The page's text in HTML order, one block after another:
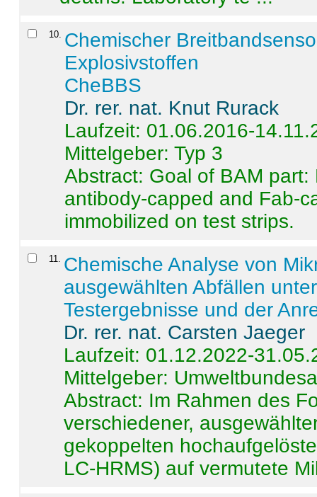
10 Chemischer
Explosivstoffen
CheBBS
Dr. rer. nat. Knut Rurack
Laufzeit: 01.06.2016-
Mittelgeber: Typ 3
Abstract: Goal of BAM
antibody-capped and Fab-
immobilized on test strips.
11
Chemische Analyse von
ausgewählten Abfällen
Testergebnisse und der
Dr. rer. nat. Carsten Jaeger
Laufzeit: 01.12.2022-
Mittelgeber:
Abstract: Im Rahmen des
verschiedener,
gekoppelten
LC-HRMS) auf vermutete